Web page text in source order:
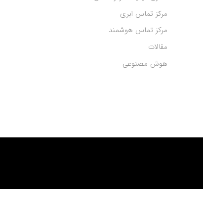
مرکز تماس ابری
مرکز تماس هوشمند
مقالات
هوش مصنوعی